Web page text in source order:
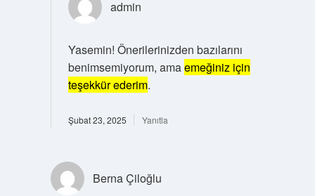
admin
Yasemin! Önerilerinizden bazılarını
benimsemiyorum, amaemeğiniz için
teşekkür ederim.
Şubat 23, 2025 Yanıtla
Berna Çiloğlu